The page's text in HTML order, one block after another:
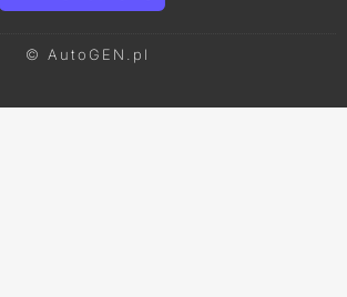
© AutoGEN.pl